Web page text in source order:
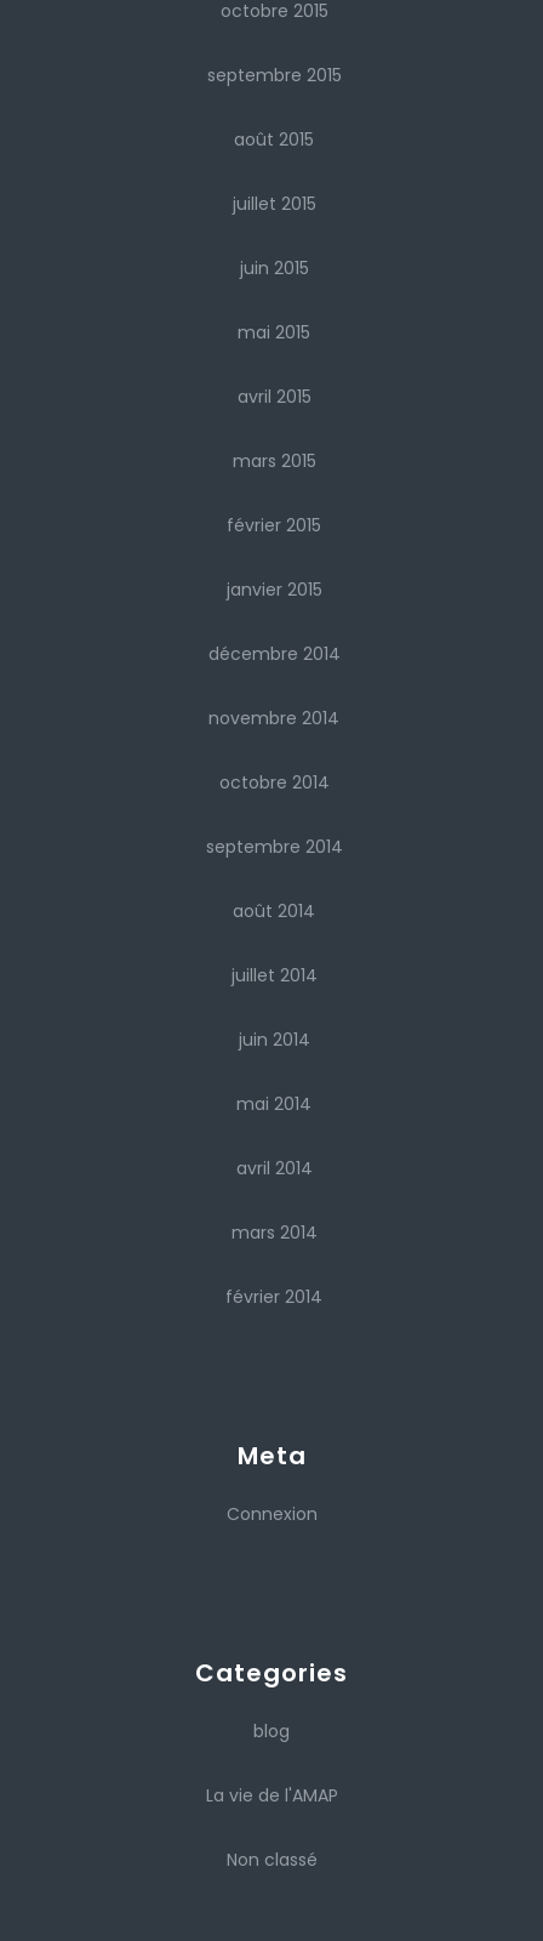
octobre 2015
septembre 2015
août 2015
juillet 2015
juin 2015
mai 2015
avril 2015
mars 2015
février 2015
janvier 2015
décembre 2014
novembre 2014
octobre 2014
septembre 2014
août 2014
juillet 2014
juin 2014
mai 2014
avril 2014
mars 2014
février 2014
Meta
Connexion
Categories
blog
La vie de l'AMAP
Non classé